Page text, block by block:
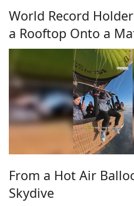
World Record
a Rooftop Onto a
From a Hot Air
Skydive